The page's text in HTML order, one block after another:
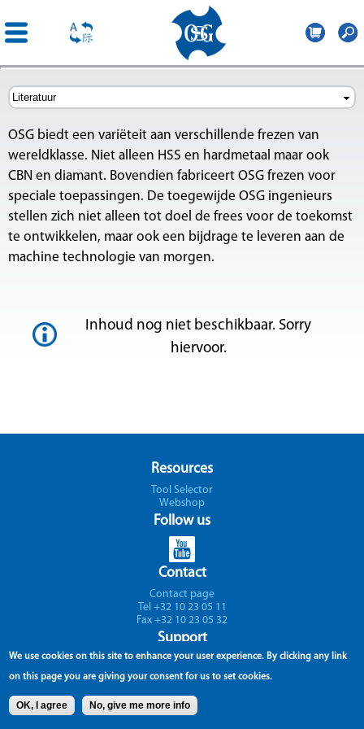
inhoud
gaan
Central
Europe
OSG biedt een variëteit aan verschillende frezen van
wereldklasse. Niet alleen HSS en hardmetaal maar ook
CBN en diamant. Bovendien fabriceert OSG frezen voor
speciale toepassingen. De toegewijde OSG ingenieurs
stellen zich niet alleen tot doel de frees voor de toekomst
te ontwikkelen, maar ook een bijdrage te leveren aan de
machine technologie van morgen.
Inhoud nog niet beschikbaar. Sorry
hiervoor.
Resources
Tool Selector
Webshop
Follow us
Contact
Contact page
Tel +32 10 23 05 11
Fax +32 10 23 05 32
Support
Avenue Lavoisier 1
B-1300 Z.I. Wavre - Nord
We use cookies on this site to enhance your user experience. By clicking any link
on this page you are giving your consent for us to set cookies.
OK, I agree No, give me more info